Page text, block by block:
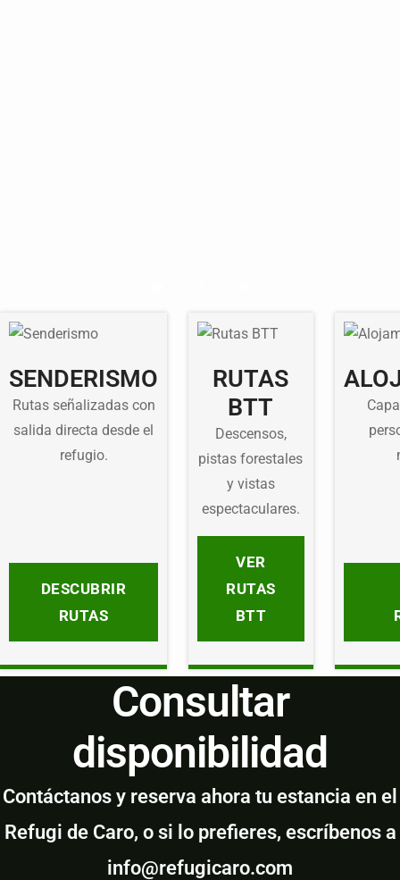
SENDERISMO
Rutas señalizadas con
salida directa desde el
refugio.
DESCUBRIR
RUTAS
RUTAS
BTT
Descensos,
pistas forestales
y vistas
espectaculares.
VER
RUTAS
BTT
Consultar
disponibilidad
Contáctanos y reserva ahora tu estancia en el
Refugi de Caro, o si lo prefieres, escríbenos a
info@refugicaro.com